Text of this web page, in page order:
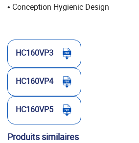
• Conception Hygienic Design
HC160VP3
HC160VP4
HC160VP5
Produits similaires